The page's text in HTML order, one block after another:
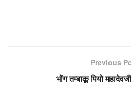
Previous
भोंग तम्बाकू पियो